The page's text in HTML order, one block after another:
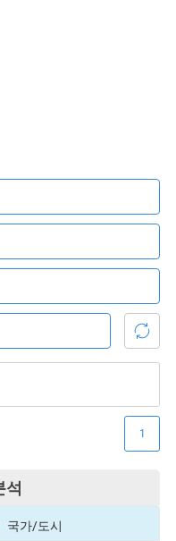
석
1
국가/도시